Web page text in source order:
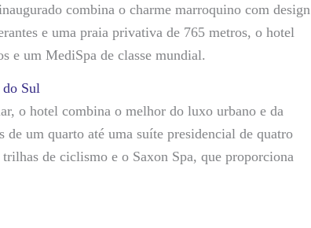
combina o charme marroquino com design
e uma praia privativa de 765 metros, o hotel
e um MediSpa de classe mundial.
Sul
o hotel combina o melhor do luxo urbano e da
de um quarto até uma suíte presidencial de quatro
de ciclismo e o Saxon Spa, que proporciona